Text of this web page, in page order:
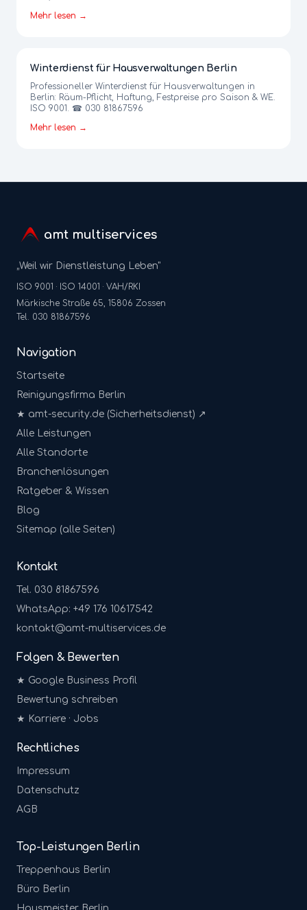
Mehr lesen →
Winterdienst für Hausverwaltungen Berlin
Professioneller Winterdienst für Hausverwaltungen in
Berlin: Räum-Pflicht, Haftung, Festpreise pro Saison & WE.
ISO 9001. ☎ 030 81867596
Mehr lesen →
amt multiservices
„Weil wir Dienstleistung Leben"
ISO 9001 · ISO 14001 · VAH/RKI
Märkische Straße 65, 15806 Zossen
Tel. 030 81867596
Navigation
Startseite
Reinigungsfirma Berlin
★ amt-security.de (Sicherheitsdienst) ↗
Alle Leistungen
Alle Standorte
Branchenlösungen
Ratgeber & Wissen
Blog
Sitemap (alle Seiten)
Kontakt
Tel. 030 81867596
WhatsApp: +49 176 10617542
kontakt@amt-multiservices.de
Folgen & Bewerten
★ Google Business Profil
Bewertung schreiben
★ Karriere · Jobs
Rechtliches
Impressum
Datenschutz
AGB
Top-Leistungen Berlin
Treppenhaus Berlin
Büro Berlin